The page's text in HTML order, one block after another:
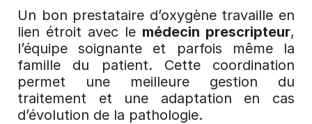
Un bon prestataire d’oxygène travaille en
lien étroit avec le médecin prescripteur,
l’équipe soignante et parfois même la
famille du patient. Cette coordination
permet une meilleure gestion du
traitement et une adaptation en cas
d’évolution de la pathologie.